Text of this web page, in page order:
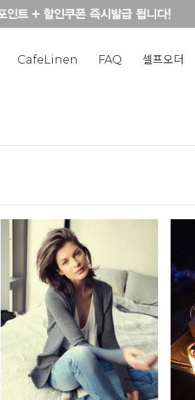
CafeLinen FAQ 셀프오더